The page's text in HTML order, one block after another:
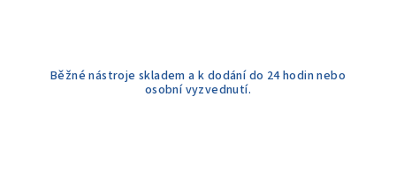
Běžné nástroje skladem a k dodání do 24 hodin nebo
osobní vyzvednutí.